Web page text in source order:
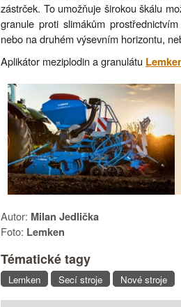
zástrček. To umožňuje širokou škálu
granule proti slimákům
nebo na druhém výsevním horizontu,
Aplikátor meziplodin a granulátu
Autor: Milan Jedlička
Foto: Lemken
Tématické tagy
Lemken Secí stroje Nové stroje